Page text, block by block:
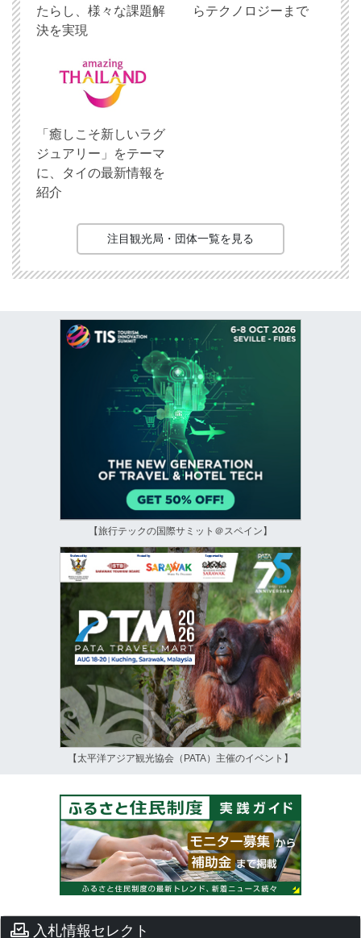
たらし、様々な課題解
決を実現
らテクノロジーまで
「癒しこそ新しいラグ
ジュアリー」をテーマ
に、タイの最新情報を
紹介
注目観光局・団体一覧を見る
【旅行テックの国際サミット＠スペイン】
【太平洋アジア観光協会（PATA）主催のイベント】
入札情報セレクト